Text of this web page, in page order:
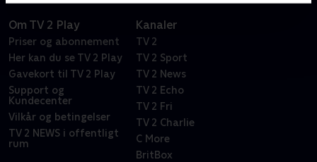
Om TV 2 Play
Priser og abonnement
Her kan du se TV 2 Play
Gavekort til TV 2 Play
Support og
Kundecenter
Vilkår og betingelser
TV 2 NEWS i offentligt
rum
Kanaler
TV 2
TV 2 Sport
TV 2 News
TV 2 Echo
TV 2 Fri
TV 2 Charlie
C More
BritBox